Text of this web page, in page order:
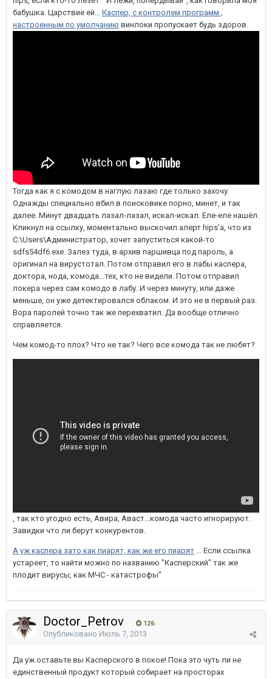
бабушка. Царствие ей... Каспер, с контролем программ ,
настроенным по умолчанию винлоки пропускает будь здоров.
Тогда как я с комодом в наглую лазаю где только захочу.
Однажды специально вбил в поисковике порно, минет, и так
далее. Минут двадцать лазал-лазал, искал-искал. Еле-еле нашёл.
Кликнул на ссылку, моментально выскочил алерт hips'а, что из
C:\Users\Администратор, хочет запуститься какой-то
sdfs54df6.exe. Залез туда, в архив паршивца под пароль, а
оригинал на вирустотал. Потом отправил его в лабы каспера,
доктора, нода, комода...тех, кто не видели. Потом отправил
локера через сам комодо в лабу. И через минуту, или даже
меньше, он уже детектировался облаком. И это не в первый раз.
Вора паролей точно так же перехватил. Да вообще отлично
справляется.
Чем комод-то плох? Что не так? Чего все комода так не любят?
, так кто угодно есть, Авира, Аваст...комода часто игнорируют.
Завидки что ли берут конкурентов.
А уж каспера зато как пиарят, как же его пиарят ... Если ссылка
устареет, то найти можно по названию "Касперский" так же
плодит вирусы, как МЧС - катастрофы"
Doctor_Petrov 126
Опубликовано Июль 7, 2013
Да уж оставьте вы Касперского в покое! Пока это чуть ли не
единственный продукт который собирает на просторах